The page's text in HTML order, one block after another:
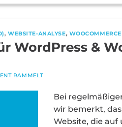
,WEBSITE-ANALYSE, WOOCOMMERCE
WordPress &
RAMMELT
Bei
wir bemerkt,
Website, die auf